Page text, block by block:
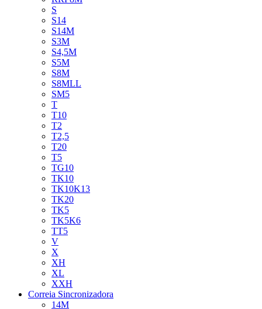
S
S14
S14M
S3M
S4,5M
S5M
S8M
S8MLL
SM5
T
T10
T2
T2,5
T20
T5
TG10
TK10
TK10K13
TK20
TK5
TK5K6
TT5
V
X
XH
XL
XXH
Correia Sincronizadora
14M